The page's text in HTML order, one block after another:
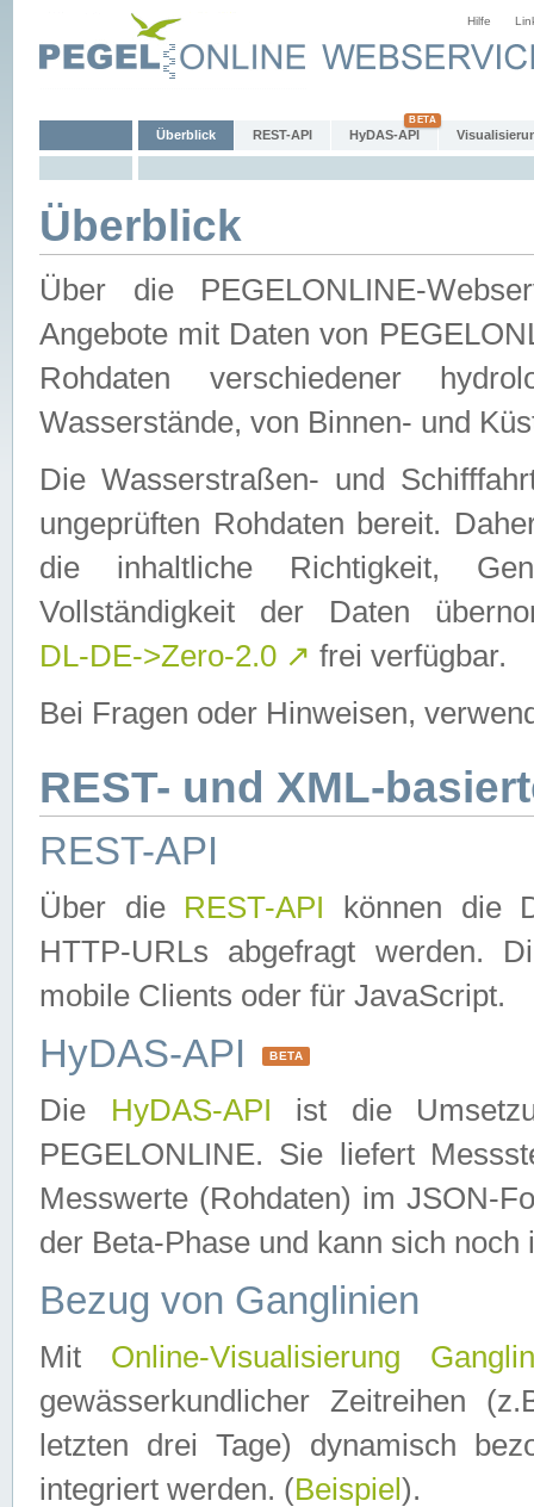
Hilfe
Überblick REST-API HyDAS-API
Überblick
Über die PEGELONLINE-
Angebote mit Daten von
Rohdaten verschiedener
Wasserstände, von Binnen- und
Die Wasserstraßen- und
ungeprüften Rohdaten bereit.
die inhaltliche Richtigkeit,
Vollständigkeit der Daten
DL-DE->Zero-2.0 ↗ frei verfügbar.
Bei Fragen oder Hinweisen,
REST- und XML-
REST-API
Über die REST-API können die
HTTP-URLs abgefragt werden.
mobile Clients oder für JavaScript.
HyDAS-API BETA
Die HyDAS-API ist die
PEGELONLINE. Sie liefert
Messwerte (Rohdaten) im JSON-
der Beta-Phase und kann sich noch
Bezug von Ganglinien
Mit Online-Visualisierung
gewässerkundlicher Zeitreihen
letzten drei Tage) dynamisch
integriert werden. (Beispiel ).